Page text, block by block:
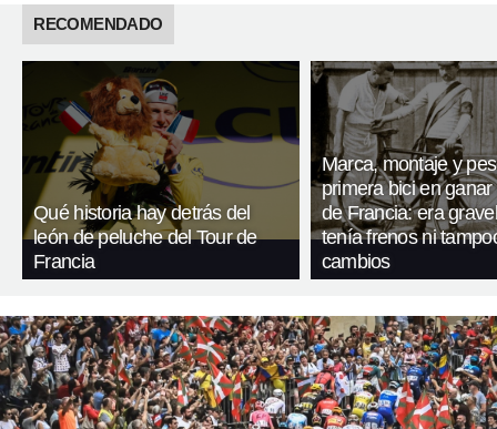
RECOMENDADO
Qué historia hay detrás del
león de peluche del Tour de
Francia
Marca, montaje y
primera bici en ganar
de Francia: era
tenía frenos ni
cambios